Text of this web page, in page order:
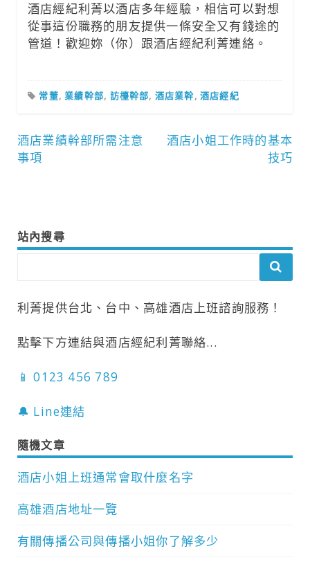
酒店經紀利菁以酒店多年經驗，相信可以對想
從事這份職務的朋友提供一條安全又有錢途的
管道！歡迎妳（你）跟酒店經紀利菁連絡。
常董,業績幹部, 訪檯幹部, 酒店業幹,酒店經紀
文
章
酒店業績幹部所需注意
事項
酒店小姐工作時的基本
技巧
站內搜尋
利菁提供台北、台中、高雄酒店上班諮詢服務！
點擊下方連結與酒店經紀利菁聯絡...
📱 0123 456 789
🔔 Line連結
隨機文章
酒店小姐上班通常會取什麼名字
高雄酒店地址一覽
有關傳播公司與傳播小姐你了解多少